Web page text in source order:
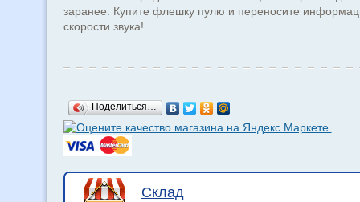
заранее. Купите флешку пулю и переносите
скорости звука!
Поделиться…
Склад